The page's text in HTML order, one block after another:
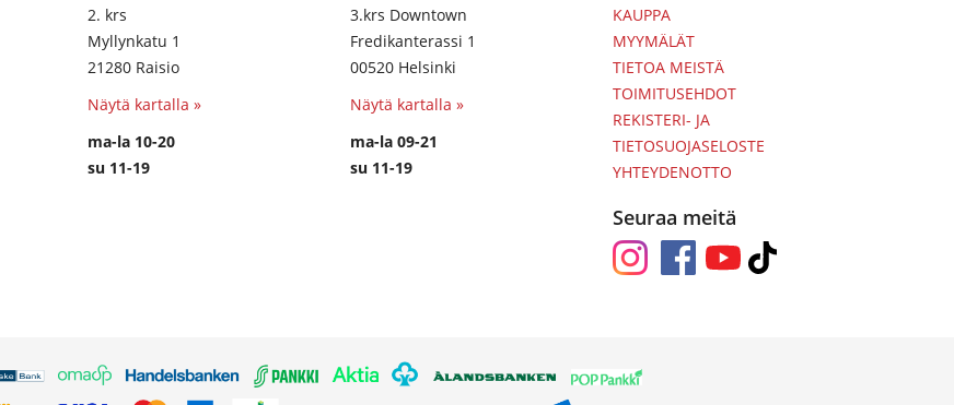
2. krs
Myllynkatu 1
21280 Raisio
Näytä kartalla »
ma-la 10-20
su 11-19
3.krs Downtown
Fredikanterassi 1
00520 Helsinki
Näytä kartalla »
ma-la 09-21
su 11-19
KAUPPA
MYYMÄLÄT
TIETOA MEISTÄ
TOIMITUSEHDOT
REKISTERI- JA
TIETOSUOJASELOSTE
YHTEYDENOTTO
Seuraa meitä